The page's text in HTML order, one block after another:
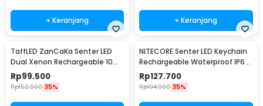
+ Keranjang + Keranjang
TaffLED ZanCaKa Senter LED
Dual Xenon Rechargeable 10W
13500 Lumens - Q3
Rp99.500
Rp152.900 35%
NITECORE Senter LED Keychain
Rechargeable Waterproof IP65
55 Lumens - Tube V2.0
Rp127.700
Rp194.900 35%